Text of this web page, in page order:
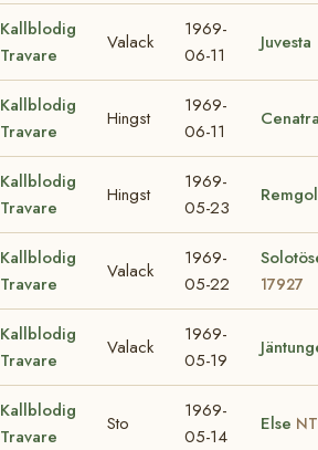
Kallblodig
Travare
Valack
1969-
06-11
Juvesta
Kallblodig
Travare
Hingst
1969-
06-11
Kallblodig
Travare
Hingst
1969-
05-23
Kallblodig
Travare
Valack
1969-
05-22
17927
Kallblodig
Travare
Valack
1969-
05-19
Kallblodig
Travare
Sto
1969-
05-14
Else